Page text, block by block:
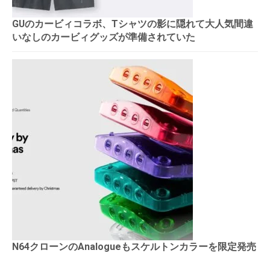
GUのカービィコラボ、Tシャツの影に隠れて大人気間違
いなしのカービィグッズが準備されていた
N64クローンのAnalogueもスケルトンカラーを限定発売